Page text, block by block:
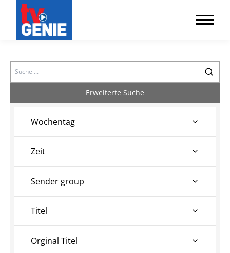
Search
Erweiterte Suche
Wochentag
Zeit
Sender group
Titel
Orginal Titel